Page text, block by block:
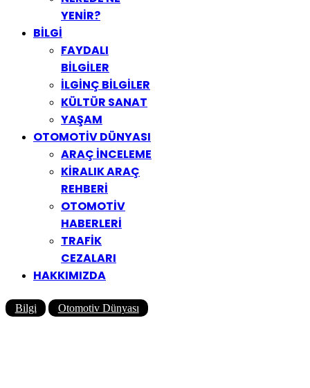
YENİR?
BİLGİ
FAYDALI
BİLGİLER
İLGİNÇ BİLGİLER
KÜLTÜR SANAT
YAŞAM
OTOMOTİV DÜNYASI
ARAÇ İNCELEME
KİRALIK ARAÇ
REHBERİ
OTOMOTİV
HABERLERİ
TRAFİK
CEZALARI
HAKKIMIZDA
Bilgi Otomotiv Dünyası